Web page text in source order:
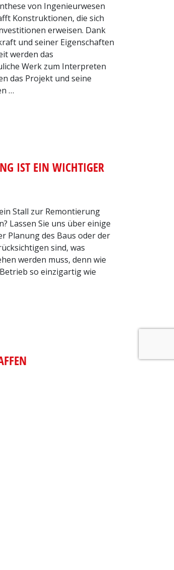
von Ingenieurwesen
Konstruktionen, die sich
erweisen. Dank
und seiner Eigenschaften
werden das
Werk zum Interpreten
das Projekt und seine
…
IST EIN WICHTIGER
Stall zur Remontierung
Lassen Sie uns über einige
Planung des Baus oder der
sind, was
werden muss, denn wie
so einzigartig wie